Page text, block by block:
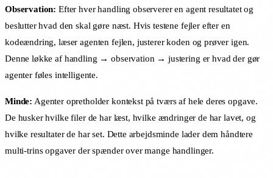
Observation: Efter hver handling observerer en agent resultatet og
beslutter hvad den skal gøre næst. Hvis testene fejler efter en
kodeændring, læser agenten fejlen, justerer koden og prøver igen.
Denne løkke af handling → observation → justering er hvad der gør
agenter føles intelligente.
Minde: Agenter opretholder kontekst på tværs af hele deres opgave.
De husker hvilke filer de har læst, hvilke ændringer de har lavet, og
hvilke resultater de har set. Dette arbejdsminde lader dem håndtere
multi-trins opgaver der spænder over mange handlinger.